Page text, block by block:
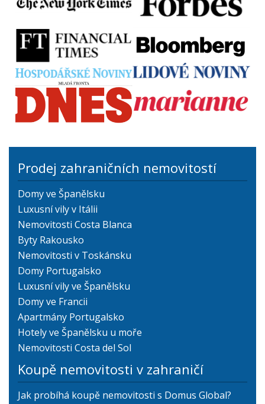
Prodej zahraničních nemovitostí
Domy ve Španělsku
Luxusní vily v Itálii
Nemovitosti Costa Blanca
Byty Rakousko
Nemovitosti v Toskánsku
Domy Portugalsko
Luxusní vily ve Španělsku
Domy ve Francii
Apartmány Portugalsko
Hotely ve Španělsku u moře
Nemovitosti Costa del Sol
Koupě nemovitosti v zahraničí
Jak probíhá koupě nemovitosti s Domus Global?